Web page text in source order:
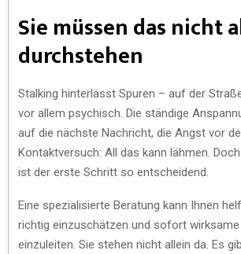
Sie müssen das nicht
durchstehen
Stalking hinterlässt Spuren – auf der
vor allem psychisch. Die ständige
auf die nächste Nachricht, die Angst vor
Kontaktversuch: All das kann lähmen.
ist der erste Schritt so entscheidend.
Eine spezialisierte Beratung kann Ihnen
richtig einzuschätzen und sofort
einzuleiten. Sie stehen nicht allein da. Es